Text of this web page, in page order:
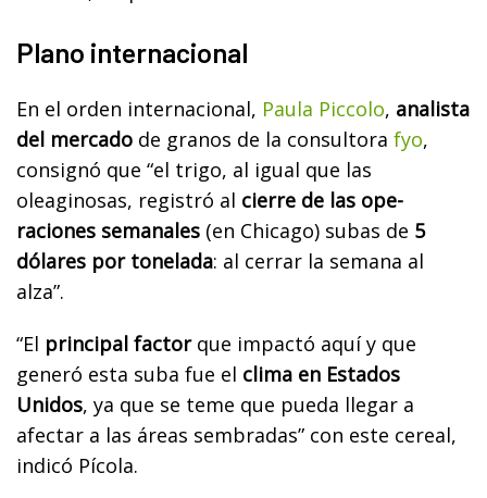
Plano internacional
En el orden internacional, Paula Piccolo, analista
del ­mercado de granos de la consul­tora fyo,
consignó que “el trigo, al igual que las
oleaginosas, registró al cierre de las ope­
raciones semanales (en Chicago) subas de 5
dólares por tonelada: al cerrar la semana al
alza”.
“El principal factorque impactó aquí y que
generó esta suba fue el clima en Estados
Unidos, ya que se teme que pueda llegar a
afectar a las áreas sembradas” con este cereal,
indicó Pícola.